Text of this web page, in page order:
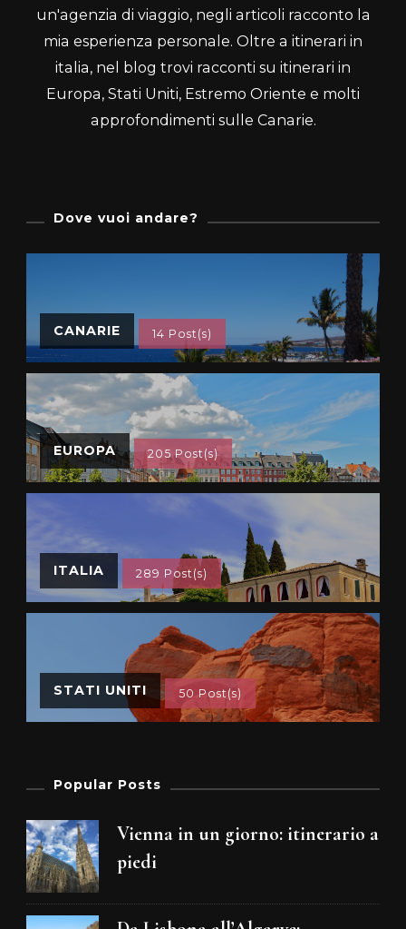
un'agenzia di viaggio, negli articoli racconto la
mia esperienza personale. Oltre a itinerari in
italia, nel blog trovi racconti su itinerari in
Europa, Stati Uniti, Estremo Oriente e molti
approfondimenti sulle Canarie.
Dove vuoi andare?
CANARIE 14 Post(s)
EUROPA 205 Post(s)
ITALIA 289 Post(s)
STATI UNITI 50 Post(s)
Popular Posts
Vienna in un giorno: itinerario a
piedi